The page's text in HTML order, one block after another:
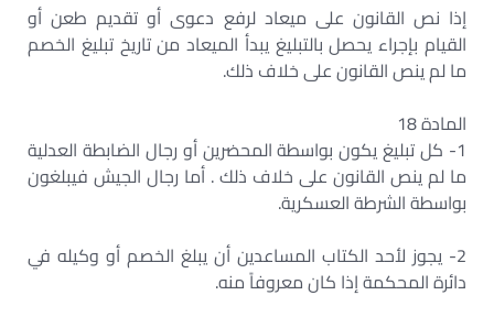
إذا نص القانون على ميعاد لرفع دعوى أو تقديم طعن أو
القيام بإجراء يحصل بالتبليغ يبدأ الميعاد من تاريخ تبليغ الخصم
ما لم ينص القانون على خلاف ذلك.
المادة 18
1- كل تبليغ يكون بواسطة المحضرين أو رجال الضابطة العدلية
ما لم ينص القانون على خلاف ذلك . أما رجال الجيش فيبلغون
بواسطة الشرطة العسكرية.
2- يجوز لأحد الكتاب المساعدين أن يبلغ الخصم أو وكيله في
دائرة المحكمة إذا كان معروفاً منه.